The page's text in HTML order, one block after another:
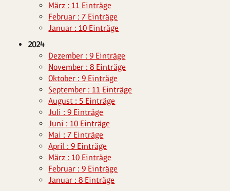
März : 11 Einträge
Februar : 7 Einträge
Januar : 10 Einträge
2024
Dezember : 9 Einträge
November : 8 Einträge
Oktober : 9 Einträge
September : 11 Einträge
August : 5 Einträge
Juli : 9 Einträge
Juni : 10 Einträge
Mai : 7 Einträge
April : 9 Einträge
März : 10 Einträge
Februar : 9 Einträge
Januar : 8 Einträge